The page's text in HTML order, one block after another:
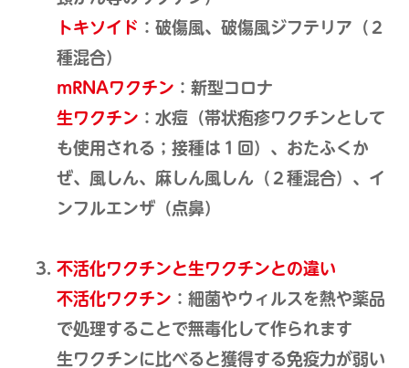
トキソイド ：破傷風、破傷風ジフテリア（２
種混合）
mRNAワクチン ：新型コロナ
生ワクチン ：水痘（帯状疱疹ワクチンとして
も使用される；接種は１回）、おたふくか
ぜ、風しん、麻しん風しん（２種混合）、イ
ンフルエンザ（点鼻）
不活化ワクチンと生ワクチンとの違い
不活化ワクチン ：細菌やウィルスを熱や薬品
で処理することで無毒化して作られます
生ワクチンに比べると獲得する免疫力が弱い